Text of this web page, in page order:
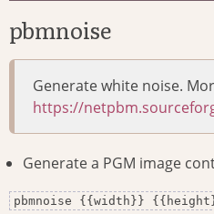
pbmnoise
Generate white noise.
https://
Generate a PGM image
pbmnoise {{width}}